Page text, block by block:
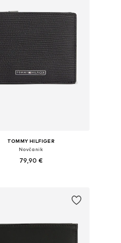
TOMMY HILFIGER
Novčanik
79,90 €